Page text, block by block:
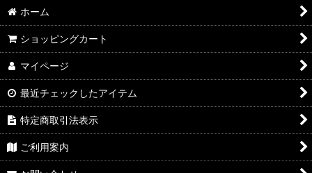
ホーム
ショッピングカート
マイページ
最近チェックしたアイテム
特定商取引法表示
ご利用案内